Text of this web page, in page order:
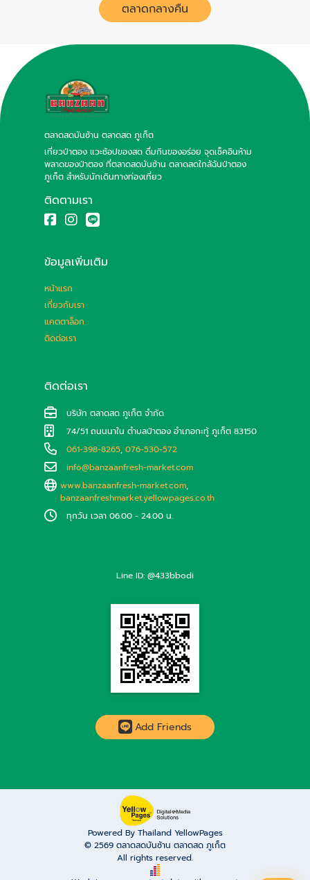
ตลาดกลางคืน
ตลาดสดบันซ้าน ตลาดสด ภูเก็ต
เที่ยวป่าตอง แวะช้อปของสด ดื่มกินของอร่อย จุดเช็คอินห้าม
พลาดของป่าตอง ที่ตลาดสดบันซ้าน ตลาดสดใกล้ฉันป่าตอง
ภูเก็ต สำหรับนักเดินทางท่องเที่ยว
ติดตามเรา
ข้อมูลเพิ่มเติม
หน้าแรก
เกี่ยวกับเรา
แคตตาล็อก
ติดต่อเรา
ติดต่อเรา
บริษัท ตลาดสด ภูเก็ต จำกัด
74/51 ถนนนาใน ตำบลป่าตอง อำเภอกะทู้ ภูเก็ต 83150
061-398-8265, 076-530-572
info@banzaanfresh-market.com
www.banzaanfresh-market.com,
banzaanfreshmarket.yellowpages.co.th
ทุกวัน เวลา 06.00 - 24.00 น.
Line ID: @433bbodi
Add Friends
Powered By Thailand YellowPages
© 2569 ตลาดสดบันซ้าน ตลาดสด ภูเก็ต
All rights reserved.